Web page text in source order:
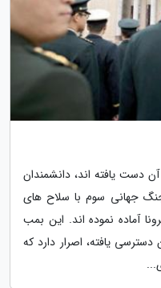
دست یافته اند، دانشمندان
جنگ جهانی سوم با سلاح های
آماده نموده اند. این بمب
یافته، اصرار دارد که